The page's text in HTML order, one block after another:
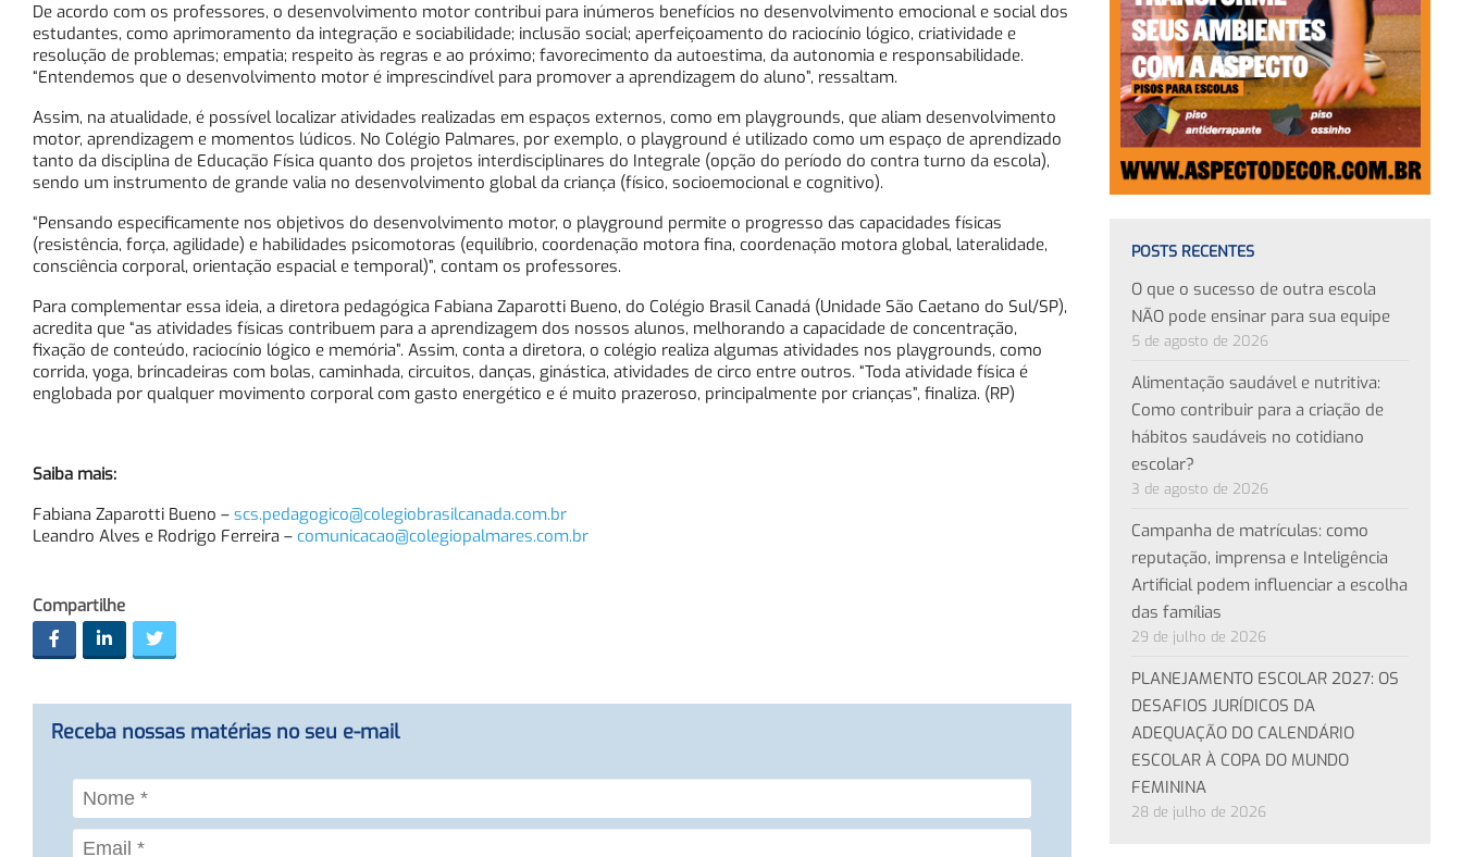
De acordo com os professores, o desenvolvimento motor contribui para inúmeros benefícios no desenvolvimento emocional e social dos
estudantes, como aprimoramento da integração e sociabilidade; inclusão social; aperfeiçoamento do raciocínio lógico, criatividade e
resolução de problemas; empatia; respeito às regras e ao próximo; favorecimento da autoestima, da autonomia e responsabilidade.
“Entendemos que o desenvolvimento motor é imprescindível para promover a aprendizagem do aluno”, ressaltam.
Assim, na atualidade, é possível localizar atividades realizadas em espaços externos, como em playgrounds, que aliam desenvolvimento
motor, aprendizagem e momentos lúdicos. No Colégio Palmares, por exemplo, o playground é utilizado como um espaço de aprendizado
tanto da disciplina de Educação Física quanto dos projetos interdisciplinares do Integrale (opção do período do contra turno da escola),
sendo um instrumento de grande valia no desenvolvimento global da criança (físico, socioemocional e cognitivo).
“Pensando especificamente nos objetivos do desenvolvimento motor, o playground permite o progresso das capacidades físicas
(resistência, força, agilidade) e habilidades psicomotoras (equilíbrio, coordenação motora fina, coordenação motora global, lateralidade,
consciência corporal, orientação espacial e temporal)”, contam os professores.
Para complementar essa ideia, a diretora pedagógica Fabiana Zaparotti Bueno, do Colégio Brasil Canadá (Unidade São Caetano do Sul/SP),
acredita que “as atividades físicas contribuem para a aprendizagem dos nossos alunos, melhorando a capacidade de concentração,
fixação de conteúdo, raciocínio lógico e memória”. Assim, conta a diretora, o colégio realiza algumas atividades nos playgrounds, como
corrida, yoga, brincadeiras com bolas, caminhada, circuitos, danças, ginástica, atividades de circo entre outros. “Toda atividade física é
englobada por qualquer movimento corporal com gasto energético e é muito prazeroso, principalmente por crianças”, finaliza. (RP)
Saiba mais:
Fabiana Zaparotti Bueno – scs.pedagogico@colegiobrasilcanada.com.br
Leandro Alves e Rodrigo Ferreira – comunicacao@colegiopalmares.com.br
Compartilhe
Receba nossas matérias no seu e-mail
POSTS RECENTES
O que o sucesso de outra escola
NÃO pode ensinar para sua equipe
5 de agosto de 2026
Alimentação saudável e nutritiva:
Como contribuir para a criação de
hábitos saudáveis no cotidiano
escolar?
3 de agosto de 2026
Campanha de matrículas: como
reputação, imprensa e Inteligência
Artificial podem influenciar a escolha
das famílias
29 de julho de 2026
PLANEJAMENTO ESCOLAR 2027: OS
DESAFIOS JURÍDICOS DA
ADEQUAÇÃO DO CALENDÁRIO
ESCOLAR À COPA DO MUNDO
FEMININA
28 de julho de 2026